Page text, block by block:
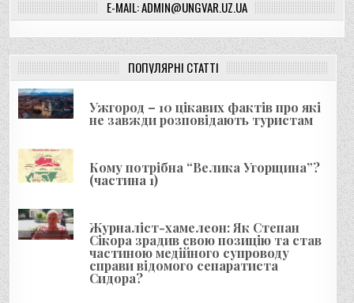
г
а
ц
і
я
з
а
п
и
с
і
в
E-MAIL: ADMIN@UNGVAR.UZ.UA
ПОПУЛЯРНІ СТАТТІ
Ужгород – 10 цікавих фактів про які
не завжди розповідають туристам
Кому потрібна “Велика Угорщина”?
(частина 1)
Журналіст-хамелеон: Як Степан
Сікора зрадив свою позицію та став
частиною медійного супроводу
справи відомого сепаратиста
Сидора?